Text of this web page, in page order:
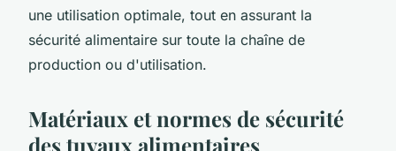
une utilisation optimale, tout en assurant la
sécurité alimentaire sur toute la chaîne de
production ou d'utilisation.
Matériaux et normes de sécurité
des tuyaux alimentaires